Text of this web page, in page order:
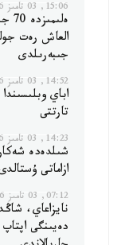
15:06, 03 تامىز 2026
العاش رەت
جىبەرىلدى
14:52, 03 تامىز 2026
اباي
تارتتى
14:23, 03 تامىز 2026
ازاماتى
07:12, 03 تامىز 2026